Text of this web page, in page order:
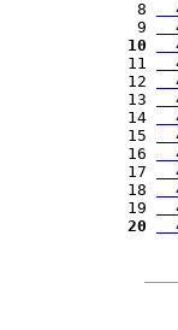
8
9
10
11
12
13
14
15
16
17
18
19
20